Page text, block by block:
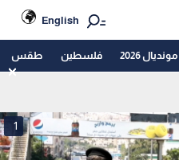
English
مونديال 2026 فلسطين طقس
1